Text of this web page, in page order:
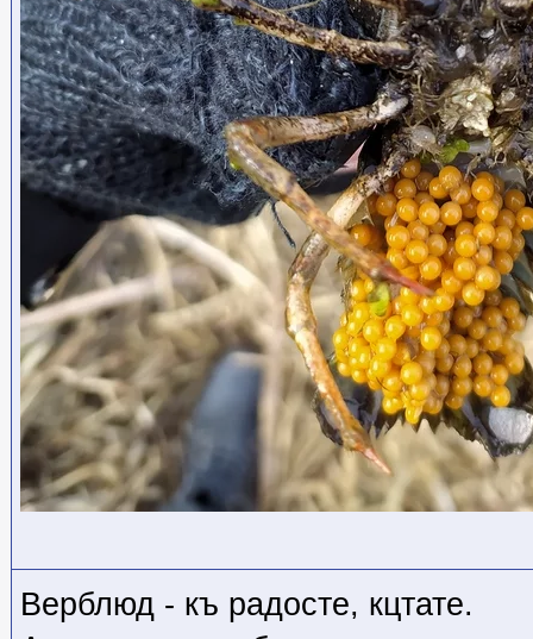
Верблюд - къ радосте, кцтате.